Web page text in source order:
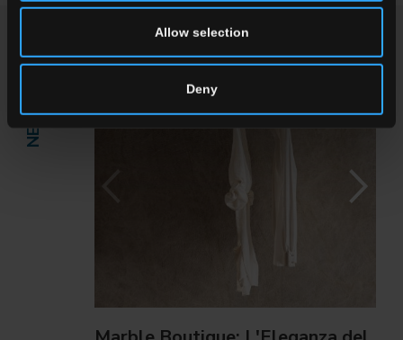
Allow selection
Deny
NEWS / EVENTI